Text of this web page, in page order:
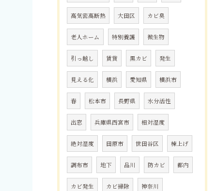
高気密高断熱 大田区 カビ臭
老人ホーム 特別養護 微生物
引っ越し 賃貸 黒カビ 発生
見える化 横浜 愛知県 横浜市
春 松本市 長野県 水分活性
出窓 兵庫県西宮市 相対湿度
絶対湿度 田原市 世田谷区 棟上げ
調布市 地下 品川 防カビ 都内
カビ発生 カビ掃除 神奈川